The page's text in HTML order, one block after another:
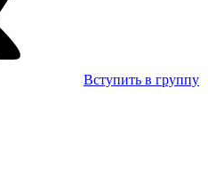
Вступить в группу